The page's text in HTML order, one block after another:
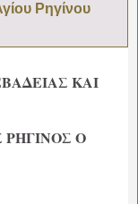
Ρηγίνου
ΚΑΙ
Ο